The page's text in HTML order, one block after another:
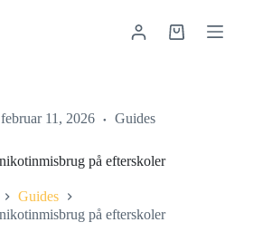
februar 11, 2026 Guides
på efterskoler
Guides
på efterskoler